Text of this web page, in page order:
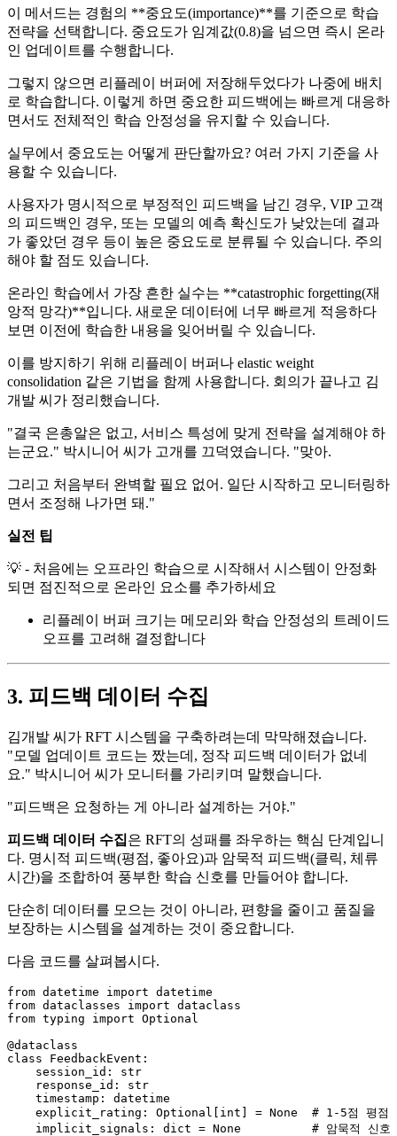
이 메서드는 경험의 **중요도(importance)**를 기준으로 학습
전략을 선택합니다. 중요도가 임계값(0.8)을 넘으면 즉시 온라
인 업데이트를 수행합니다.
그렇지 않으면 리플레이 버퍼에 저장해두었다가 나중에 배치
로 학습합니다. 이렇게 하면 중요한 피드백에는 빠르게 대응하
면서도 전체적인 학습 안정성을 유지할 수 있습니다.
실무에서 중요도는 어떻게 판단할까요? 여러 가지 기준을 사
용할 수 있습니다.
사용자가 명시적으로 부정적인 피드백을 남긴 경우, VIP 고객
의 피드백인 경우, 또는 모델의 예측 확신도가 낮았는데 결과
가 좋았던 경우 등이 높은 중요도로 분류될 수 있습니다. 주의
해야 할 점도 있습니다.
온라인 학습에서 가장 흔한 실수는 **catastrophic forgetting(재
앙적 망각)**입니다. 새로운 데이터에 너무 빠르게 적응하다
보면 이전에 학습한 내용을 잊어버릴 수 있습니다.
이를 방지하기 위해 리플레이 버퍼나 elastic weight
consolidation 같은 기법을 함께 사용합니다. 회의가 끝나고 김
개발 씨가 정리했습니다.
"결국 은총알은 없고, 서비스 특성에 맞게 전략을 설계해야 하
는군요." 박시니어 씨가 고개를 끄덕였습니다. "맞아.
그리고 처음부터 완벽할 필요 없어. 일단 시작하고 모니터링하
면서 조정해 나가면 돼."
실전 팁
💡 - 처음에는 오프라인 학습으로 시작해서 시스템이 안정화
되면 점진적으로 온라인 요소를 추가하세요
리플레이 버퍼 크기는 메모리와 학습 안정성의 트레이드
오프를 고려해 결정합니다
3. 피드백 데이터 수집
김개발 씨가 RFT 시스템을 구축하려는데 막막해졌습니다.
"모델 업데이트 코드는 짰는데, 정작 피드백 데이터가 없네
요." 박시니어 씨가 모니터를 가리키며 말했습니다.
"피드백은 요청하는 게 아니라 설계하는 거야."
피드백 데이터 수집은 RFT의 성패를 좌우하는 핵심 단계입니
다. 명시적 피드백(평점, 좋아요)과 암묵적 피드백(클릭, 체류
시간)을 조합하여 풍부한 학습 신호를 만들어야 합니다.
단순히 데이터를 모으는 것이 아니라, 편향을 줄이고 품질을
보장하는 시스템을 설계하는 것이 중요합니다.
다음 코드를 살펴봅시다.
from datetime import
from dataclasses import
from typing import Optional
@dataclass
class
FeedbackEvent :
    session_id:
str
    response_id:
str
    timestamp: datetime
    explicit_rating:
Optional int ] = None
# 1-5점 평점
    implicit_signals:
dict = None # 암묵적 신호